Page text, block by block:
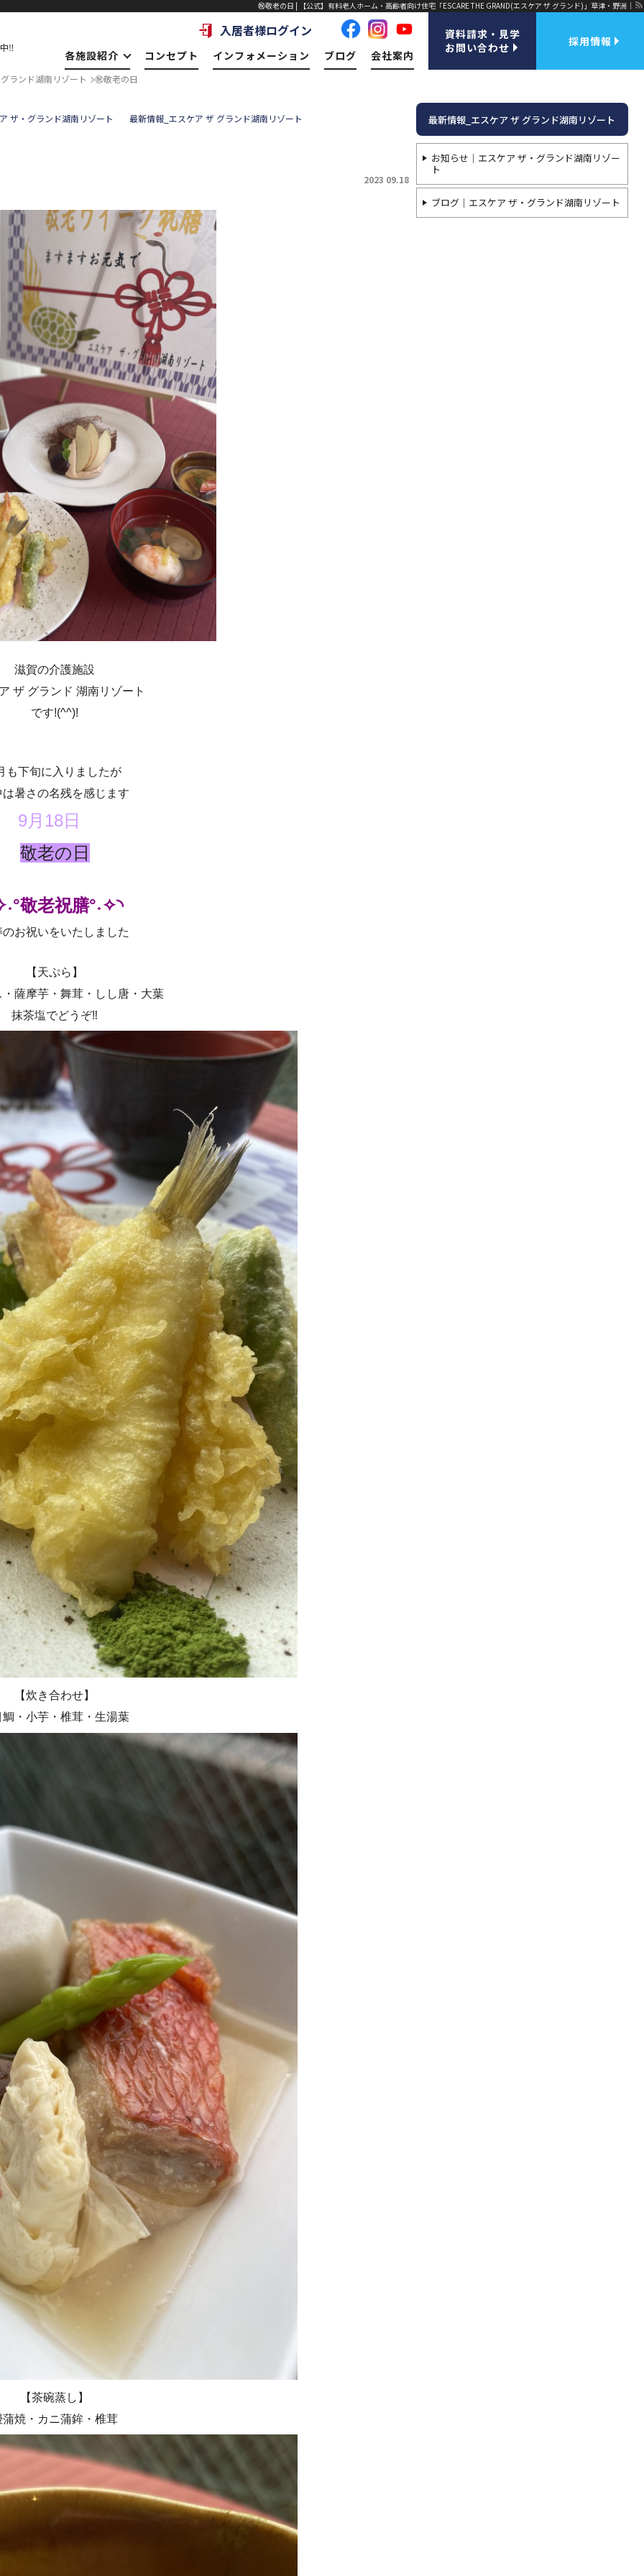
㊗敬老の日 | 【公式】有料老人ホーム・高齢者向け住宅「ESCARE THE GRAND(エスケア ザ グランド)」草津・野洲｜
‼
入居者様ログイン
各施設紹介 コンセプト インフォメーション ブログ 会社案内
資料請求・見学
お問い合わせ
採用情報
ランド湖南リゾート ㊗敬老の日
ザ・グランド湖南リゾート 最新情報_エスケア ザ グランド湖南リゾート
2023 09.18
滋賀の介護施設
ザ グランド 湖南リゾート
です!(^^)!
も下旬に入りましたが
は暑さの名残を感じます
9月18日
敬老の日
敬老祝膳°˖✧◝
のお祝いをいたしました
【天ぷら】
薩摩芋・舞茸・しし唐・大葉
抹茶塩でどうぞ‼
【炊き合わせ】
鯛・小芋・椎茸・生湯葉
【茶碗蒸し】
蒲焼・カニ蒲鉾・椎茸
最新情報_エスケア ザ グランド湖南リゾート
お知らせ｜エスケア ザ・グランド湖南リゾー
ト
ブログ｜エスケア ザ・グランド湖南リゾート